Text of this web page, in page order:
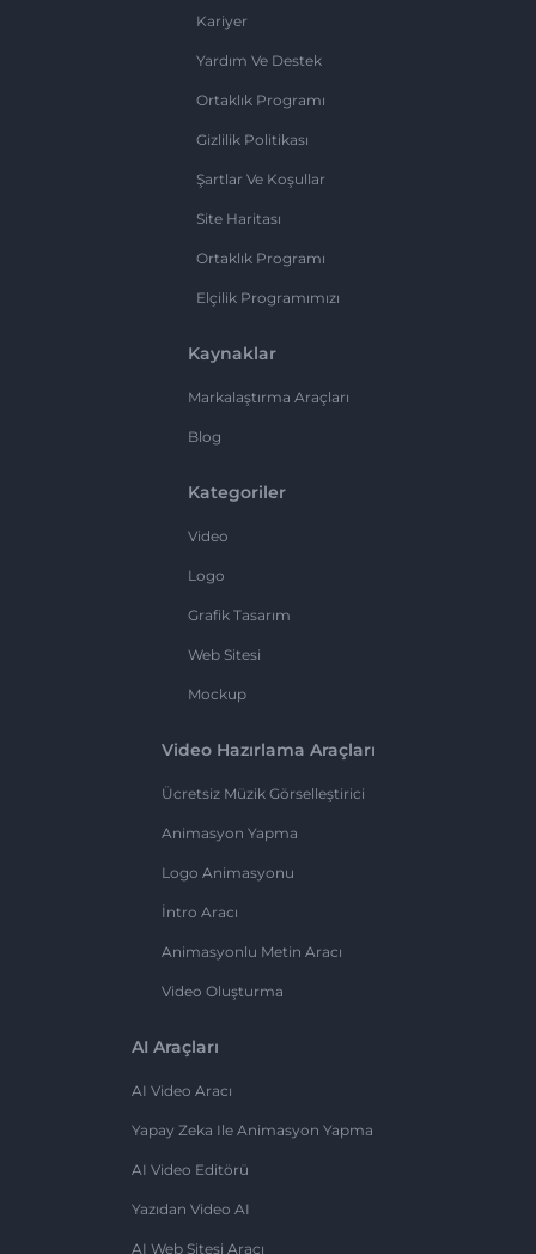
Kariyer
Yardım Ve Destek
Ortaklık Programı
Gizlilik Politikası
Şartlar Ve Koşullar
Site Haritası
Ortaklık Programı
Elçilik Programımızı
Kaynaklar
Markalaştırma Araçları
Blog
Kategoriler
Video
Logo
Grafik Tasarım
Web Sitesi
Mockup
Video Hazırlama Araçları
Ücretsiz Müzik Görselleştirici
Animasyon Yapma
Logo Animasyonu
İntro Aracı
Animasyonlu Metin Aracı
Video Oluşturma
AI Araçları
AI Video Aracı
Yapay Zeka Ile Animasyon Yapma
AI Video Editörü
Yazıdan Video AI
AI Web Sitesi Aracı